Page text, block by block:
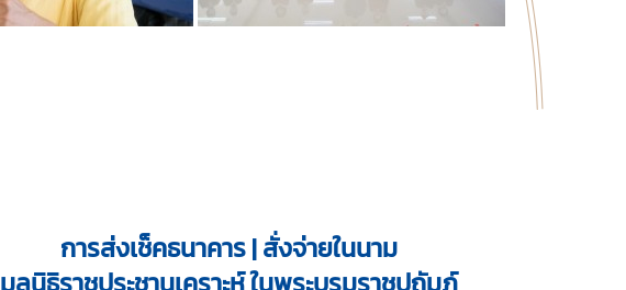
การส่งเช็คธนาคาร | สั่งจ่ายในนาม